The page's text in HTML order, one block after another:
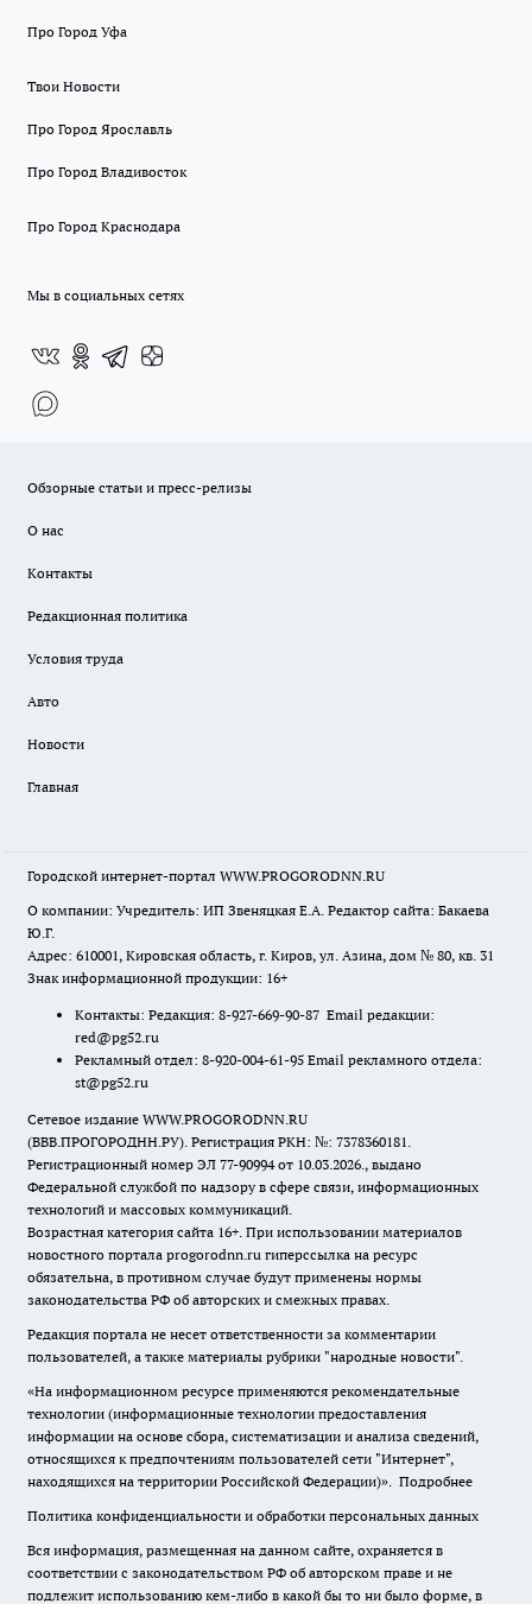
Про Город Уфа
Твои Новости
Про Город Ярославль
Про Город Владивосток
Про Город Краснодара
Мы в социальных сетях
Обзорные статьи и пресс-релизы
О нас
Контакты
Редакционная политика
Условия труда
Авто
Новости
Главная
Городской интернет-портал WWW.PROGORODNN.RU
О компании: Учредитель: ИП Звеняцкая Е.А. Редактор сайта: Бакаева
Ю.Г.
Адрес: 610001, Кировская область, г. Киров, ул. Азина, дом № 80, кв. 31
Знак информационной продукции: 16+
Контакты: Редакция: 8-927-669-90-87 Email редакции:
red@pg52.ru
Рекламный отдел: 8-920-004-61-95 Email рекламного отдела:
st@pg52.ru
Сетевое издание WWW.PROGORODNN.RU
(ВВВ.ПРОГОРОДНН.РУ). Регистрация РКН: №: 7378360181.
Регистрационный номер ЭЛ 77-90994 от 10.03.2026., выдано
Федеральной службой по надзору в сфере связи, информационных
технологий и массовых коммуникаций.
Возрастная категория сайта 16+. При использовании материалов
новостного портала progorodnn.ru гиперссылка на ресурс
обязательна, в противном случае будут применены нормы
законодательства РФ об авторских и смежных правах.
Редакция портала не несет ответственности за комментарии
пользователей, а также материалы рубрики "народные новости".
«На информационном ресурсе применяются рекомендательные
технологии (информационные технологии предоставления
информации на основе сбора, систематизации и анализа сведений,
относящихся к предпочтениям пользователей сети "Интернет",
находящихся на территории Российской Федерации)». Подробнее
Политика конфиденциальности и обработки персональных данных
Вся информация, размещенная на данном сайте, охраняется в
соответствии с законодательством РФ об авторском праве и не
подлежит использованию кем-либо в какой бы то ни было форме, в